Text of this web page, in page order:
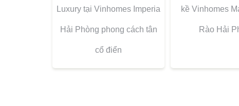
Luxury tại Vinhomes Imperia
Hải Phòng phong cách tân
cổ điển
kề Vinhomes
Rào Hải